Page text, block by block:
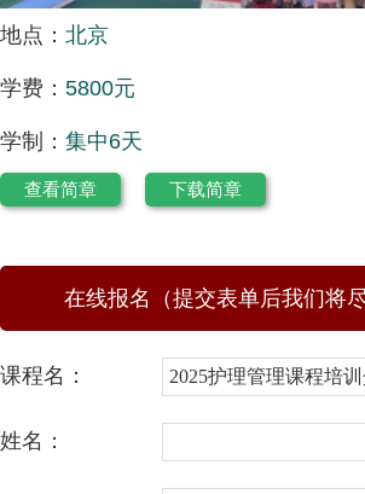
地点： 北京
学费： 5800元
学制： 集中6天
查看简章 下载简章
在线报名（提交表单后我们将
课程名：
姓名：